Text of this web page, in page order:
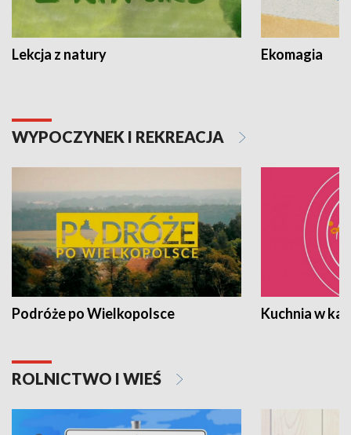
Lekcja z natury Ekomagia
WYPOCZYNEK I REKREACJA
Podróże po Wielkopolsce Kuchnia w
ROLNICTWO I WIEŚ